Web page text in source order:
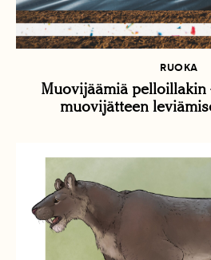
RUOKA
Muovijäämiä pelloillakin
muovijätteen